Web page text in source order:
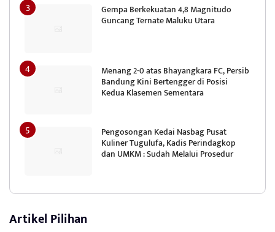
Gempa Berkekuatan 4,8 Magnitudo
Guncang Ternate Maluku Utara
Menang 2-0 atas Bhayangkara FC, Persib
Bandung Kini Bertengger di Posisi
Kedua Klasemen Sementara
Pengosongan Kedai Nasbag Pusat
Kuliner Tugulufa, Kadis Perindagkop
dan UMKM : Sudah Melalui Prosedur
Artikel Pilihan